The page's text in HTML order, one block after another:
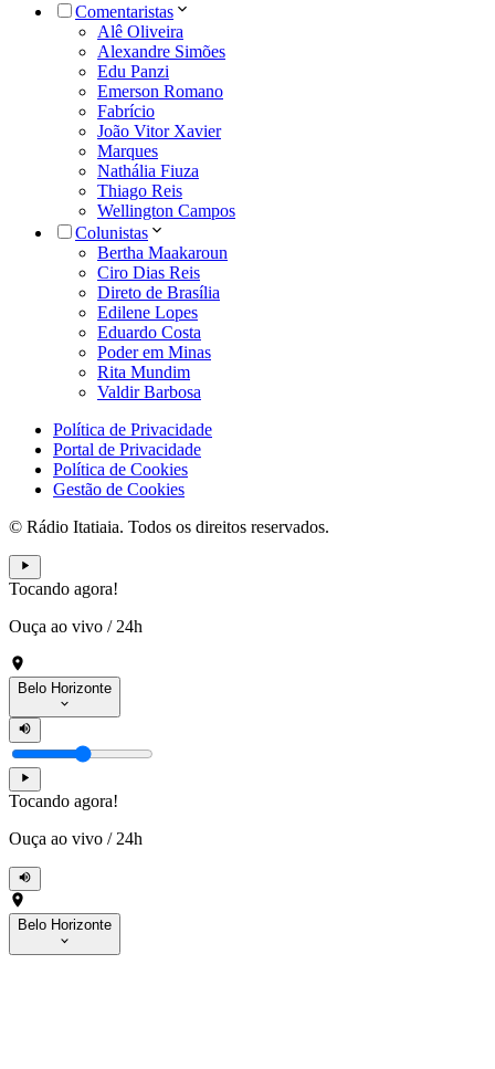
Comentaristas
Alê Oliveira
Alexandre Simões
Edu Panzi
Emerson Romano
Fabrício
João Vitor Xavier
Marques
Nathália Fiuza
Thiago Reis
Wellington Campos
Colunistas
Bertha Maakaroun
Ciro Dias Reis
Direto de Brasília
Edilene Lopes
Eduardo Costa
Poder em Minas
Rita Mundim
Valdir Barbosa
Política de Privacidade
Portal de Privacidade
Política de Cookies
Gestão de Cookies
© Rádio Itatiaia. Todos os direitos reservados.
Tocando agora!
Ouça ao vivo / 24h
Belo Horizonte
Tocando agora!
Ouça ao vivo / 24h
Belo Horizonte